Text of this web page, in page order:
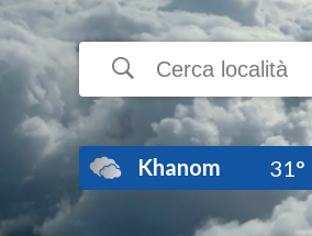
Khanom 31°